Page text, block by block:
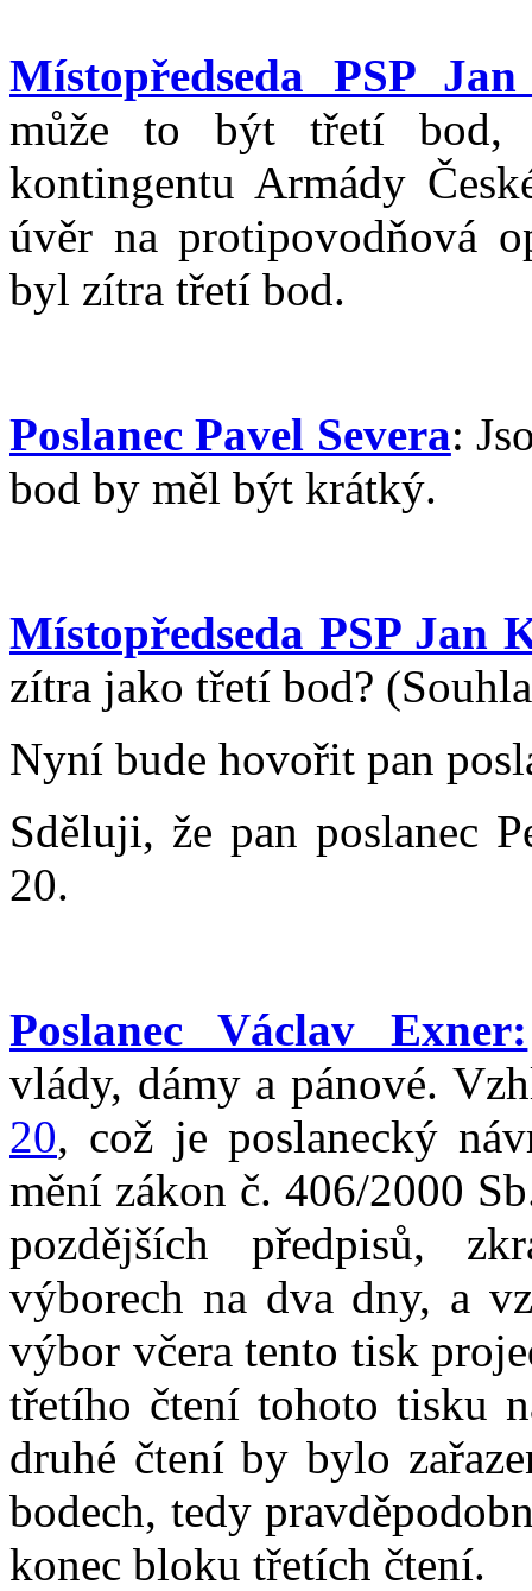
Místopředseda PSP
může to být třetí bod,
kontingentu Armády
úvěr na protipovodňová
byl zítra třetí bod.
Poslanec Pavel Severa:
bod by měl být krátký.
Místopředseda PSP Jan
zítra jako třetí bod?
Nyní bude hovořit pan
Sděluji, že pan poslanec
20.
Poslanec Václav Exner:
vlády, dámy a pánové.
20, což je poslanecký
mění zákon č. 406/2000
pozdějších předpisů,
výborech na dva dny, a
výbor včera tento tisk
třetího čtení tohoto tisku
druhé čtení by bylo
bodech, tedy
konec bloku třetích čtení.